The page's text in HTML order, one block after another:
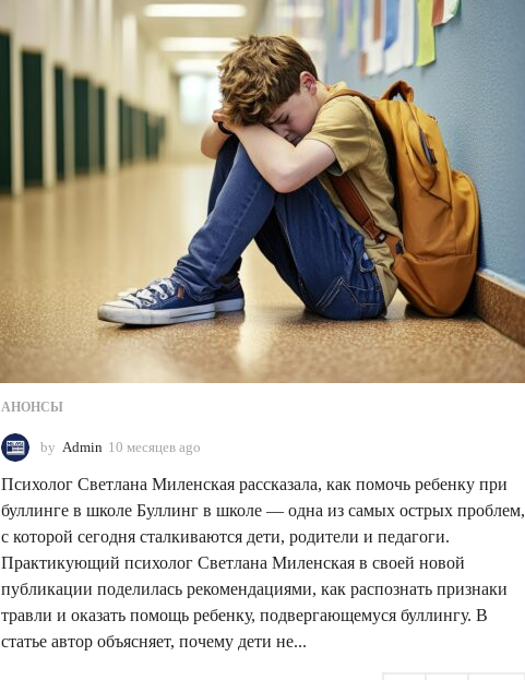
АНОНСЫ
by Admin 10 месяцев ago
м
е
ц
е
в
Психолог Светлана Миленская рассказала, как помочь ребенку при
буллинге в школе Буллинг в школе — одна из самых острых проблем,
с которой сегодня сталкиваются дети, родители и педагоги.
Практикующий психолог Светлана Миленская в своей новой
публикации поделилась рекомендациями, как распознать признаки
травли и оказать помощь ребенку, подвергающемуся буллингу. В
статье автор объясняет, почему дети не...